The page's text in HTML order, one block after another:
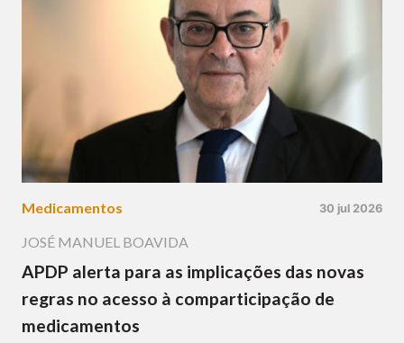
Medicamentos 30 jul 2026
JOSÉ MANUEL BOAVIDA
APDP alerta para as implicações das novas
regras no acesso à comparticipação de
medicamentos